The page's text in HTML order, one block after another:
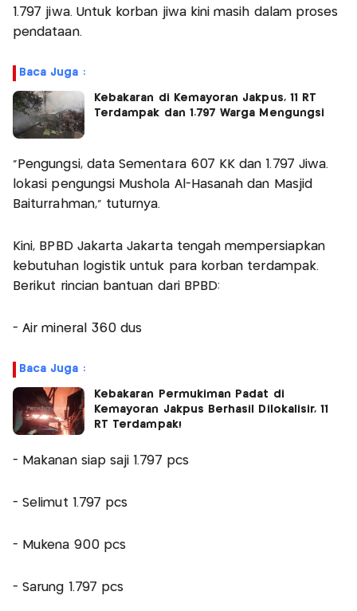
1.797 jiwa. Untuk korban jiwa kini masih dalam proses
pendataan.
Baca Juga :
Kebakaran di Kemayoran Jakpus, 11 RT
Terdampak dan 1.797 Warga Mengungsi
"Pengungsi, data Sementara 607 KK dan 1.797 Jiwa.
lokasi pengungsi Mushola Al-Hasanah dan Masjid
Baiturrahman," tuturnya.
Kini, BPBD Jakarta Jakarta tengah mempersiapkan
kebutuhan logistik untuk para korban terdampak.
Berikut rincian bantuan dari BPBD:
- Air mineral 360 dus
Baca Juga :
Kebakaran Permukiman Padat di
Kemayoran Jakpus Berhasil Dilokalisir, 11
RT Terdampak!
- Makanan siap saji 1.797 pcs
- Selimut 1.797 pcs
- Mukena 900 pcs
- Sarung 1.797 pcs